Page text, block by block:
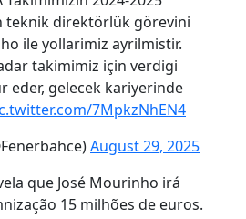
teknik direktörlük görevini
ile yollarimiz ayrilmistir.
takimimiz için verdigi
eder, gelecek kariyerinde
7MpkzNhEN4
August 29, 2025
que José Mourinho irá
15 milhões de euros.